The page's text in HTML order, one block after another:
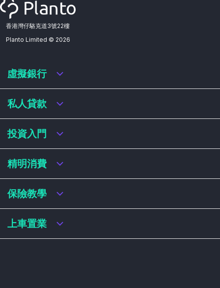
香港灣仔駱克道3號22樓
Planto Limited © 2026
虛擬銀行
虛擬銀行迎新優惠
虛擬銀行存款利率比較
虛擬銀行銀扣賬卡 / 信用卡
虛擬銀行貸款
私人貸款
私人貸款年利率比較
網上即批貸款
結餘轉戶
稅務貸款
財務公司貸款
投資入門
港股戶口收費及迎新優惠
基金平台比較
買加密貨幣教學
精明消費
網購信用卡
飛行里數信用卡
學生信用卡
保險教學
買保險基本概念
上車置業